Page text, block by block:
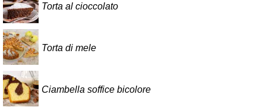
Torta al cioccolato
Torta di mele
Ciambella soffice bicolore